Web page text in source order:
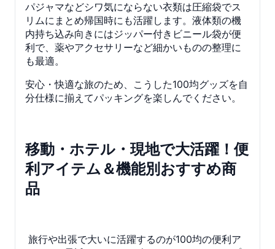
パジャマなどシワ気にならない衣類は圧縮袋でス
リムにまとめ帰国時にも活躍します。液体類の機
内持ち込み向きにはジッパー付きビニール袋が便
利で、薬やアクセサリーなど細かいものの整理に
も最適。
安心・快適な旅のため、こうした100均グッズを自
分仕様に揃えてパッキングを楽しんでください。
移動・ホテル・現地で大活躍！便
利アイテム＆機能別おすすめ商
品
旅行や出張で大いに活躍するのが100均の便利ア